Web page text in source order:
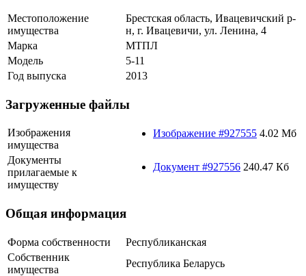
Местоположение
имущества
Брестская область, Ивацевичский р-
н, г. Ивацевичи, ул. Ленина, 4
Марка
МТПЛ
Модель
5-11
Год выпуска
2013
Загруженные файлы
Изображения
имущества
Изображение #927555 4.02 Мб
Документы
прилагаемые к
имуществу
Документ #927556 240.47 Кб
Общая информация
Форма собственности
Республиканская
Собственник
имущества
Республика Беларусь